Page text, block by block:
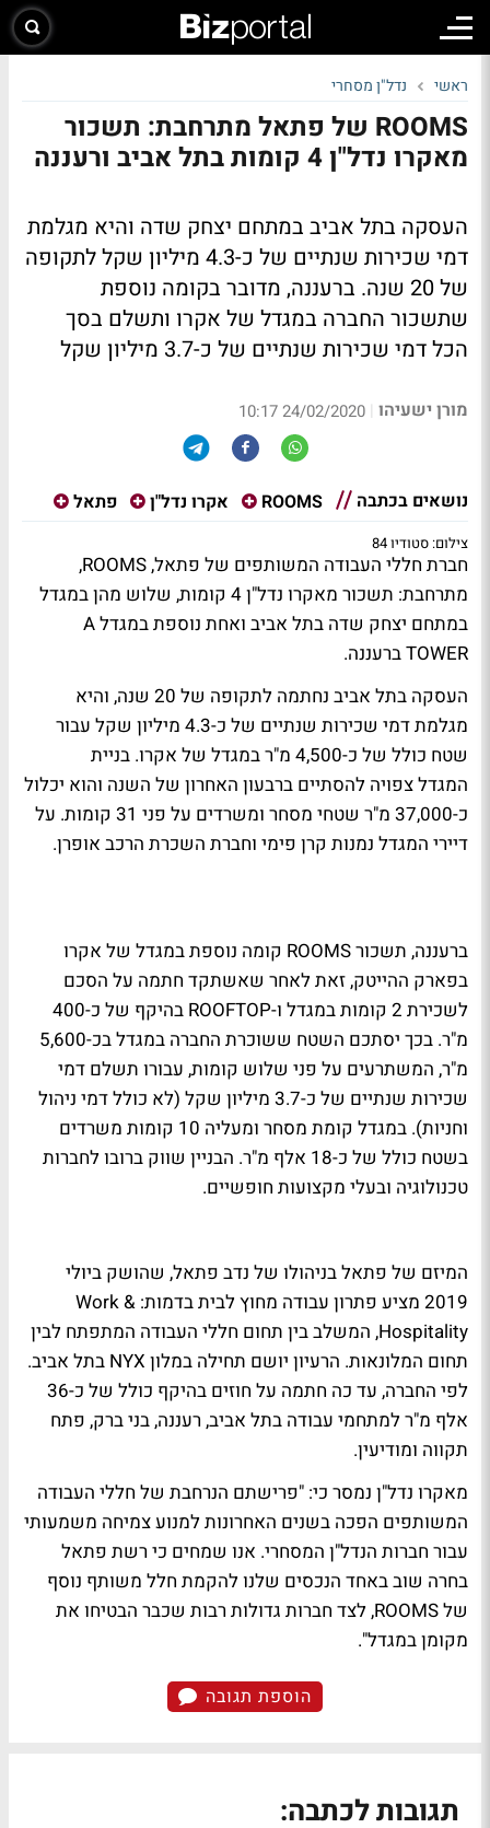
ראשי נדל"ן מסחרי
ROOMS של פתאל מתרחבת: תשכור
מאקרו נדל"ן 4 קומות בתל אביב ורעננה
העסקה בתל אביב במתחם יצחק שדה והיא מגלמת
דמי שכירות שנתיים של כ-4.3 מיליון שקל לתקופה
של 20 שנה. ברעננה, מדובר בקומה נוספת
שתשכור החברה במגדל של אקרו ותשלם בסך
הכל דמי שכירות שנתיים של כ-3.7 מיליון שקל
מורן ישעיהו |
24/02/2020 10:17
נושאים בכתבה ROOMS אקרו נדל"ן פתאל
צילום: סטודיו 84
חברת חללי העבודה המשותפים של פתאל, ROOMS,
מתרחבת: תשכור מאקרו נדל"ן 4 קומות, שלוש מהן במגדל
במתחם יצחק שדה בתל אביב ואחת נוספת במגדל A
TOWER ברעננה.
העסקה בתל אביב נחתמה לתקופה של 20 שנה, והיא
מגלמת דמי שכירות שנתיים של כ-4.3 מיליון שקל עבור
שטח כולל של כ-4,500 מ"ר במגדל של אקרו. בניית
המגדל צפויה להסתיים ברבעון האחרון של השנה והוא יכלול
כ-37,000 מ"ר שטחי מסחר ומשרדים על פני 31 קומות. על
דיירי המגדל נמנות קרן פימי וחברת השכרת הרכב אופרן.
ברעננה, תשכור ROOMS קומה נוספת במגדל של אקרו
בפארק ההייטק, זאת לאחר שאשתקד חתמה על הסכם
לשכירת 2 קומות במגדל ו-ROOFTOP בהיקף של כ-400
מ"ר. בכך יסתכם השטח ששוכרת החברה במגדל בכ-5,600
מ"ר, המשתרעים על פני שלוש קומות, עבורו תשלם דמי
שכירות שנתיים של כ-3.7 מיליון שקל (לא כולל דמי ניהול
וחניות). במגדל קומת מסחר ומעליה 10 קומות משרדים
בשטח כולל של כ-18 אלף מ"ר. הבניין שווק ברובו לחברות
טכנולוגיה ובעלי מקצועות חופשיים.
המיזם של פתאל בניהולו של נדב פתאל, שהושק ביולי
2019 מציע פתרון עבודה מחוץ לבית בדמות: Work &
Hospitality, המשלב בין תחום חללי העבודה המתפתח לבין
תחום המלונאות. הרעיון יושם תחילה במלון NYX בתל אביב.
לפי החברה, עד כה חתמה על חוזים בהיקף כולל של כ-36
אלף מ"ר למתחמי עבודה בתל אביב, רעננה, בני ברק, פתח
תקווה ומודיעין.
מאקרו נדל"ן נמסר כי: "פרישתם הנרחבת של חללי העבודה
המשותפים הפכה בשנים האחרונות למנוע צמיחה משמעותי
עבור חברות הנדל"ן המסחרי. אנו שמחים כי רשת פתאל
בחרה שוב באחד הנכסים שלנו להקמת חלל משותף נוסף
של ROOMS, לצד חברות גדולות רבות שכבר הבטיחו את
מקומן במגדל".
הוספת תגובה
תגובות לכתבה: